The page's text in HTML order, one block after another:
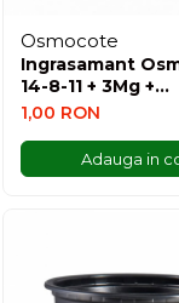
Osmocote
Ingrasamant
14-8-11 + 3Mg +
microelemente
1,00 RON
Adauga in